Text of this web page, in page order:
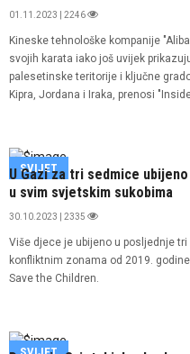
01.11.2023 | 2246
Kineske tehnološke kompanije
svojih karata iako još uvijek
palesetinske teritorije i ključne
Kipra, Jordana i Iraka, prenosi
SVIJET
U Gazi za tri sedmice
u svim svjetskim sukobima
30.10.2023 | 2335
Više djece je ubijeno u posljednje
konfliktnim zonama od 2019.
Save the Children.